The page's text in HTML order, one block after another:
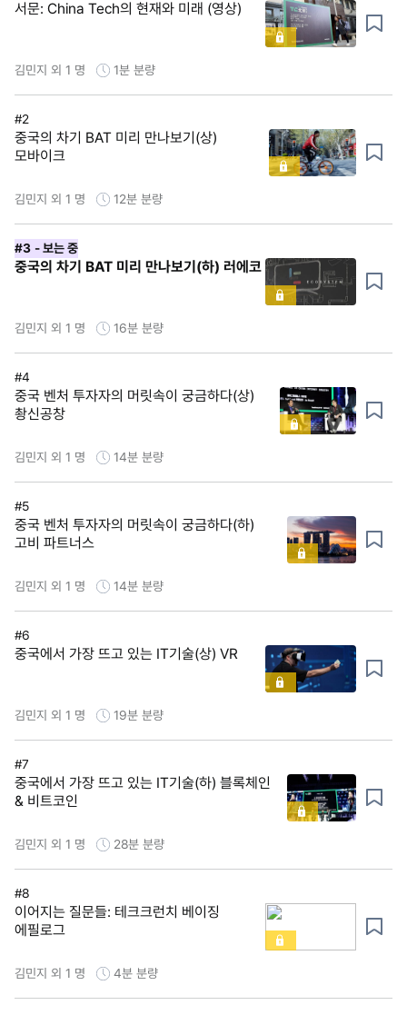
서문: China Tech의 현재와 미래 (영상)
김민지 외 1 명 1분 분량
#2
중국의 차기 BAT 미리 만나보기(상)
모바이크
김민지 외 1 명 12분 분량
#3 - 보는 중
중국의 차기 BAT 미리 만나보기(하) 러에코
김민지 외 1 명 16분 분량
#4
중국 벤처 투자자의 머릿속이 궁금하다(상)
촹신공창
김민지 외 1 명 14분 분량
#5
중국 벤처 투자자의 머릿속이 궁금하다(하)
고비 파트너스
김민지 외 1 명 14분 분량
#6
중국에서 가장 뜨고 있는 IT기술(상) VR
김민지 외 1 명 19분 분량
#7
중국에서 가장 뜨고 있는 IT기술(하) 블록체인
& 비트코인
김민지 외 1 명 28분 분량
#8
이어지는 질문들: 테크크런치 베이징
에필로그
김민지 외 1 명 4분 분량